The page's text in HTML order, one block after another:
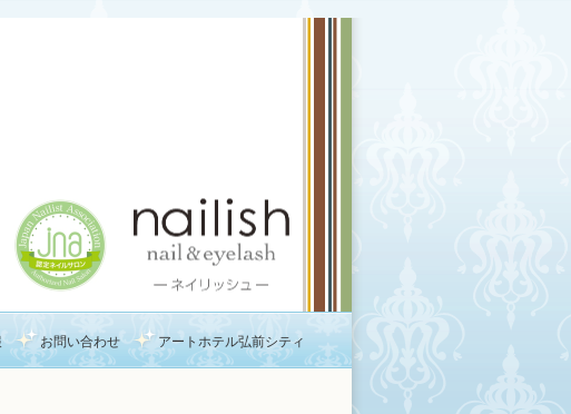
お問い合わせ アートホテル弘前シティ